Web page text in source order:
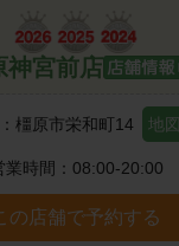
神宮前店
橿原市栄和町14 地図
業時間： 08:00-20:00
の店舗で予約する